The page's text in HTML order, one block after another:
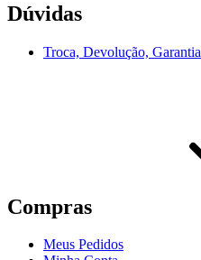
Dúvidas
Troca, Devolução, Garantia
Compras
Meus Pedidos